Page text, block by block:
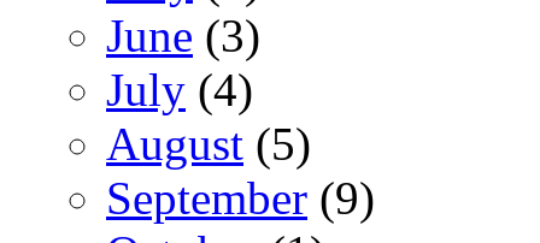
June (3)
July (4)
August (5)
September (9)